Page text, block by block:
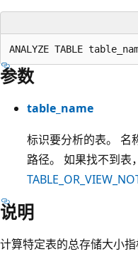
参数
table_name
标识要分析的表。 名
路径。 如果找不到
说明
计算特定表的总存储大小